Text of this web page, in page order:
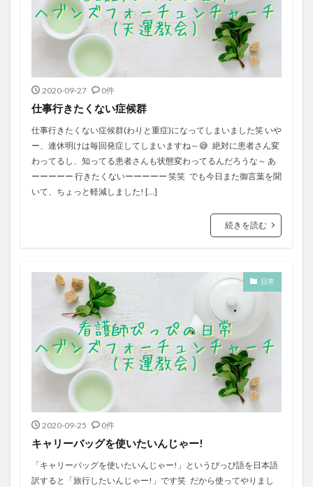
2020-09-27 0件
仕事行きたくない症候群
仕事行きたくない症候群(わりと重症)になってしまいました笑 いや
ー、連休明けは毎回発症してしまいますね～😅 絶対に患者さん変
わってるし、知ってる患者さんも状態変わってるんだろうな～ あ
ーーーーー 行きたくないーーーーー 笑笑 でも今日また御言葉を聞
いて、ちょっと軽減しました! […]
続きを読む
日常
2020-09-25 0件
キャリーバッグを使いたいんじゃー!
「キャリーバッグを使いたいんじゃー!」というぴっぴ語を日本語
訳すると「旅行したいんじゃー!」です笑 だから使ってやりまし